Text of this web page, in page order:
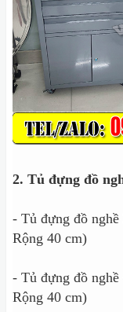
2. Tủ đựng đồ
- Tủ đựng đồ
Rộng 40 cm)
- Tủ đựng đồ
Rộng 40 cm)